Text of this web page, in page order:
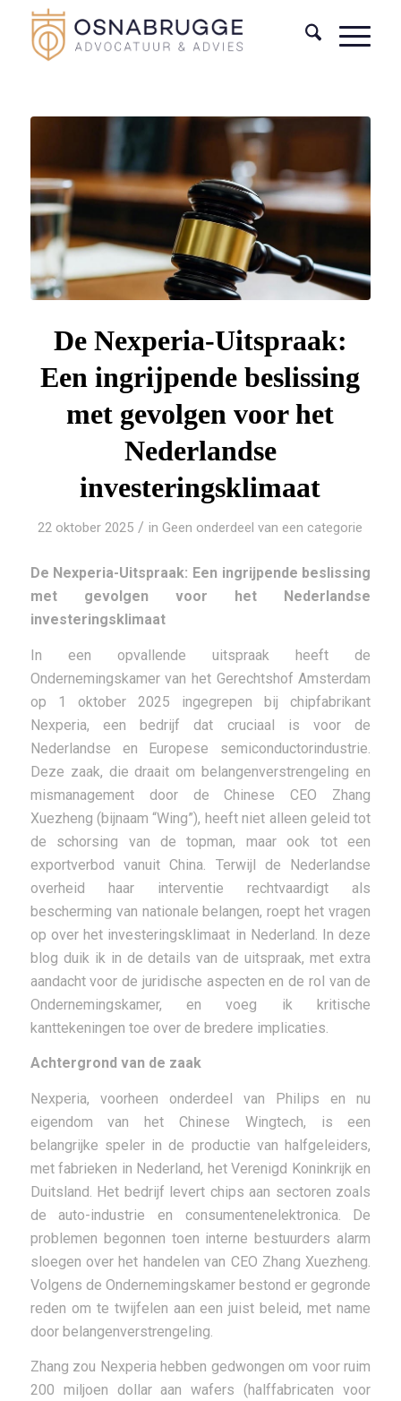
De Nexperia-Uitspraak:
Een ingrijpende beslissing
met gevolgen voor het
Nederlandse
investeringsklimaat
22 oktober 2025 / inGeen onderdeel van een categorie
De Nexperia-Uitspraak: Een ingrijpende beslissing
met gevolgen voor het Nederlandse
investeringsklimaat
In een opvallende uitspraak heeft de
Ondernemingskamer van het Gerechtshof Amsterdam
op 1 oktober 2025 ingegrepen bij chipfabrikant
Nexperia, een bedrijf dat cruciaal is voor de
Nederlandse en Europese semiconductorindustrie.
Deze zaak, die draait om belangenverstrengeling en
mismanagement door de Chinese CEO Zhang
Xuezheng (bijnaam “Wing”), heeft niet alleen geleid tot
de schorsing van de topman, maar ook tot een
exportverbod vanuit China. Terwijl de Nederlandse
overheid haar interventie rechtvaardigt als
bescherming van nationale belangen, roept het vragen
op over het investeringsklimaat in Nederland. In deze
blog duik ik in de details van de uitspraak, met extra
aandacht voor de juridische aspecten en de rol van de
Ondernemingskamer, en voeg ik kritische
kanttekeningen toe over de bredere implicaties.
Achtergrond van de zaak
Nexperia, voorheen onderdeel van Philips en nu
eigendom van het Chinese Wingtech, is een
belangrijke speler in de productie van halfgeleiders,
met fabrieken in Nederland, het Verenigd Koninkrijk en
Duitsland. Het bedrijf levert chips aan sectoren zoals
de auto-industrie en consumentenelektronica. De
problemen begonnen toen interne bestuurders alarm
sloegen over het handelen van CEO Zhang Xuezheng.
Volgens de Ondernemingskamer bestond er gegronde
reden om te twijfelen aan een juist beleid, met name
door belangenverstrengeling.
Zhang zou Nexperia hebben gedwongen om voor ruim
200 miljoen dollar aan wafers (halffabricaten voor